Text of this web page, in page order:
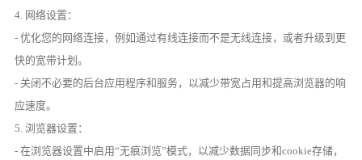
4. 网络设置：
- 优化您的网络连接，例如通过有线连接而不是无线连接，或者升级到更
快的宽带计划。
- 关闭不必要的后台应用程序和服务，以减少带宽占用和提高浏览器的响
应速度。
5. 浏览器设置：
- 在浏览器设置中启用“无痕浏览”模式，以减少数据同步和cookie存储，